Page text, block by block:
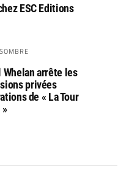
ESC Editions
Whelan arrête les
privées
de « La Tour
»